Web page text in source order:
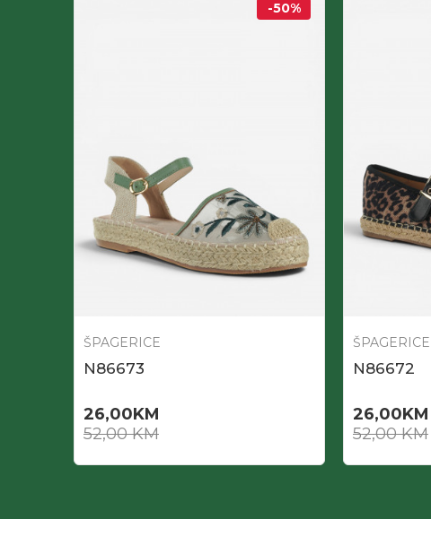
-50%
ŠPAGERICE
N86673
26,00KM
52,00KM
ŠPAGERICE
N86672
26,00KM
52,00KM